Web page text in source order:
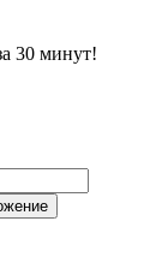
30 минут!